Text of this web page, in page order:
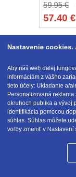
59.95 €-
57.40 €
1-24 z 42 1 2
Nastavenie
Aby náš web ďalej
informáciám z vášho
tieto účely: Ukladanie a/
Personalizovaná
okruhoch publika a vývoj
identifikácia pomocou
súhlas. Súhlas môžete
voľby zmeniť v Nastavení